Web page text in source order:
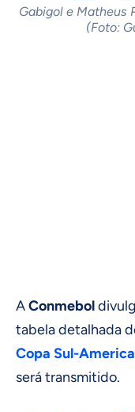
Gabigol e Matheus
(Foto:
AConmebol
tabela detalhada
Copa Sul-
será transmitido.